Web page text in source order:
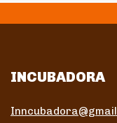
INCUBADORA